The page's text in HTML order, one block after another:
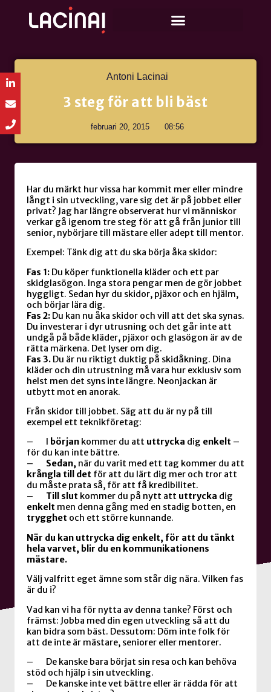
Antoni Lacinai
3 steg för att bli bäst
februari 20, 2015 08:56
Har du märkt hur vissa har kommit mer eller mindre
långt i sin utveckling, vare sig det är på jobbet eller
privat? Jag har längre observerat hur vi människor
verkar gå igenom tre steg för att gå från junior till
senior, nybörjare till mästare eller adept till mentor.
Exempel: Tänk dig att du ska börja åka skidor:
Fas 1: Du köper funktionella kläder och ett par
skidglasögon. Inga stora pengar men de gör jobbet
hyggligt. Sedan hyr du skidor, pjäxor och en hjälm,
och börjar lära dig.
Fas 2: Du kan nu åka skidor och vill att det ska synas.
Du investerar i dyr utrusning och det går inte att
undgå på både kläder, pjäxor och glasögon är av de
rätta märkena. Det lyser om dig.
Fas 3. Du är nu riktigt duktig på skidåkning. Dina
kläder och din utrustning må vara hur exklusiv som
helst men det syns inte längre. Neonjackan är
utbytt mot en anorak.
Från skidor till jobbet. Säg att du är ny på till
exempel ett teknikföretag:
– I början kommer du att uttrycka dig enkelt –
för du kan inte bättre.
– Sedan, när du varit med ett tag kommer du att
krångla till det för att du lärt dig mer och tror att
du måste prata så, för att få kredibilitet.
– Till slut kommer du på nytt att uttrycka dig
enkelt men denna gång med en stadig botten, en
trygghet och ett större kunnande.
När du kan uttrycka dig enkelt, för att du tänkt
hela varvet, blir du en kommunikationens
mästare.
Välj valfritt eget ämne som står dig nära. Vilken fas
är du i?
Vad kan vi ha för nytta av denna tanke? Först och
främst: Jobba med din egen utveckling så att du
kan bidra som bäst. Dessutom: Döm inte folk för
att de inte är mästare, seniorer eller mentorer.
– De kanske bara börjat sin resa och kan behöva
stöd och hjälp i sin utveckling.
– De kanske inte vet bättre eller är rädda för att